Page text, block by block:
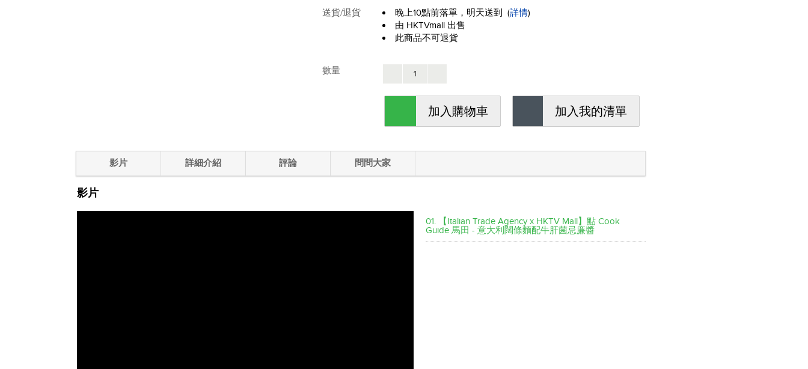
送貨/退貨 晚上10點前落單，明天送到 (詳情)
由 HKTVmall 出售
此商品不可退貨
數量
加入購物車 加入我的清單
影片 詳細介紹 評論 問問大家
影片
01. 【Italian Trade Agency x HKTV Mall】點 Cook
Guide 馬田 - 意大利闊條麵配牛肝菌忌廉醬